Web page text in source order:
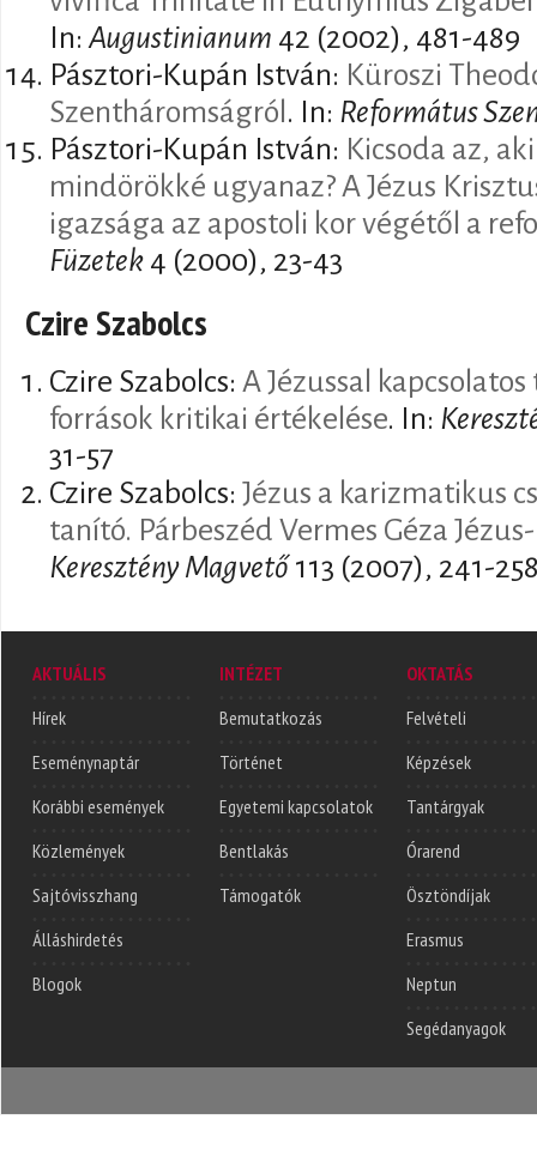
In:Augustinianum 42 (2002), 481-489
Pásztori-Kupán István: Küroszi
Szentháromságról . In: Református
Pásztori-Kupán István: Kicsoda az,
mindörökké ugyanaz? A Jézus
igazsága az apostoli kor végétől a
Füzetek 4 (2000), 23-43
Czire Szabolcs
Czire Szabolcs: A Jézussal
források kritikai értékelése. In:
31-57
Czire Szabolcs: Jézus a karizmatikus
tanító. Párbeszéd Vermes Géza
Keresztény Magvető 113 (2007), 241-
AKTUÁLIS
Hírek
Eseménynaptár
Korábbi események
Közlemények
Sajtóvisszhang
Álláshirdetés
Blogok
INTÉZET
Bemutatkozás
Történet
Egyetemi kapcsolatok
Bentlakás
Támogatók
OKTATÁS
Felvételi
Képzések
Tantárgyak
Órarend
Ösztöndíjak
Erasmus
Neptun
Segédanyagok